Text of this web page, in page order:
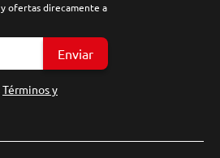
ofertas direcamente a
Enviar
Términos y